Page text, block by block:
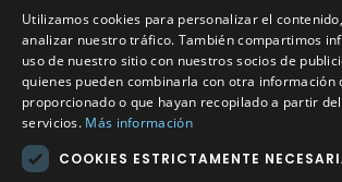
Calle Méndez Núñez nº3 – Fuente
Teléfono957 04 96 57
Emailinfo@factory-sport.es
HORARIO COMERCIAL
Utilizamos cookies para personalizar el
analizar nuestro tráfico. También compartimos
uso de nuestro sitio con nuestros socios de
quienes pueden combinarla con otra información
proporcionado o que hayan recopilado a partir
servicios. Más información
COOKIES ESTRICTAMENTE